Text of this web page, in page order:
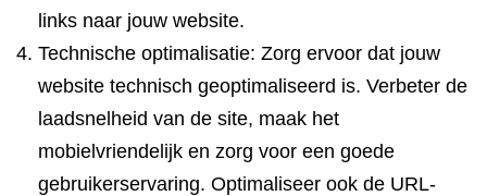
links naar jouw website.
Technische optimalisatie: Zorg ervoor dat jouw
website technisch geoptimaliseerd is. Verbeter de
laadsnelheid van de site, maak het
mobielvriendelijk en zorg voor een goede
gebruikerservaring. Optimaliseer ook de URL-